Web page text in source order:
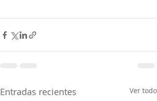
Entradas recientes Ver todo